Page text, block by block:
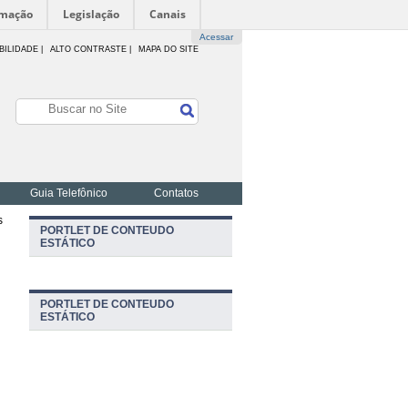
Legislação Canais
Acessar
ALTO CONTRASTE | MAPA DO SITE
Guia Telefônico Contatos
PORTLET DE CONTEUDO
ESTÁTICO
PORTLET DE CONTEUDO
ESTÁTICO